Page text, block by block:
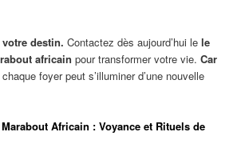
destin. Contactez dès aujourd’hui lele
africain pour transformer votre vie.Car
foyer peut s’illuminer d’une nouvelle
Africain : Voyance et Rituels de